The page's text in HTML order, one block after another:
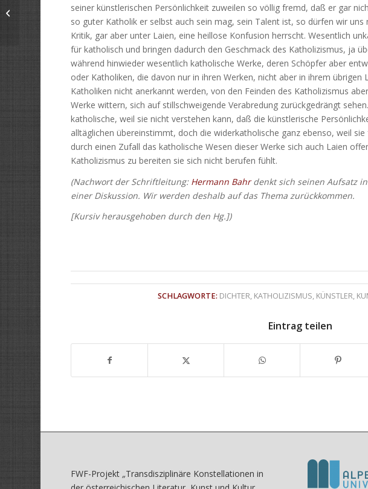
seiner künstlerischen Persönlichkeit zuweilen so völlig fremd, daß er gar
so guter Katholik er selbst auch sein mag, sein Talent ist, so dürfen wir
Kritik, gar aber unter Laien, eine heillose Konfusion herrscht. Wesentlich
für katholisch und bringen dadurch den Geschmack des Katholizismus, ja
während hinwieder wesentlich katholische Werke, deren Schöpfer aber
oder Katholiken, die davon nur in ihren Werken, nicht aber in ihrem übrigen
Katholiken nicht anerkannt werden, von den Feinden des Katholizismus
Werke wittern, sich auf stillschweigende Verabredung zurückgedrängt
katholische, weil sie nicht verstehen kann, daß die künstlerische
alltäglichen übereinstimmt, doch die widerkatholische ganz ebenso, weil
durch einen Zufall das katholische Wesen dieser Werke sich auch Laien
Katholizismus zu bereiten sie sich nicht berufen fühlt.
(Nachwort der Schriftleitung: Hermann Bahrdenkt sich seinen Aufsatz
einer Diskussion. Wir werden deshalb auf das Thema zurückkommen.
[Kursiv herausgehoben durch den Hg.])
SCHLAGWORTE: DICHTER, KATHOLIZISMUS, KÜNSTLER,
Eintrag teilen
FWF-Projekt „Transdisziplinäre Konstellationen in
Claire Patek: So sieht die schöne
Frau von heute aus (1927)